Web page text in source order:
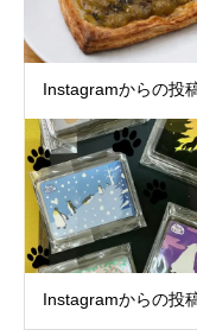
Instagramからの投
Instagramからの投